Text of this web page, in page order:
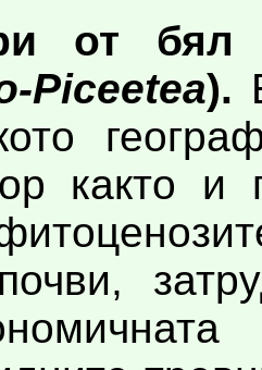
от бял
Piceetea).
както и